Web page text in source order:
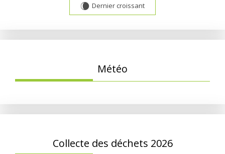
W Dernier croissant
Météo
Collecte des déchets 2026